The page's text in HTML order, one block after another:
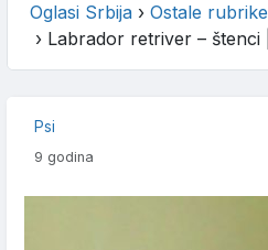
Oglasi Srbija › Ostale rubrike
› Labrador retriver – štenci
Psi
9 godina